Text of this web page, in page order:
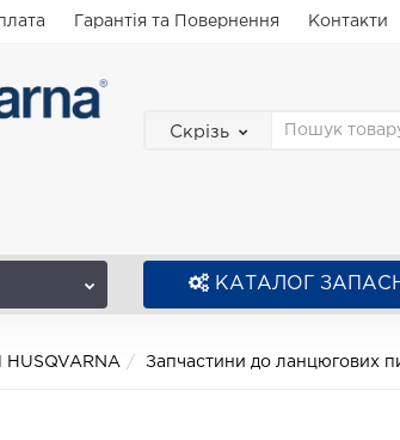
Гарантія та Повернення Контакти
Скрізь
КАТАЛОГ
Запчастини до ланцюгових